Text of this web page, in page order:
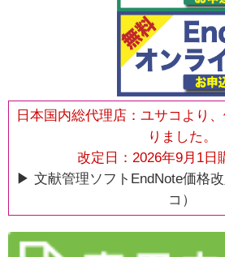
日本国内総代理店：ユサコより
りました。
改定日：2026年9月1日
▶︎ 文献管理ソフトEndNote価格
コ）